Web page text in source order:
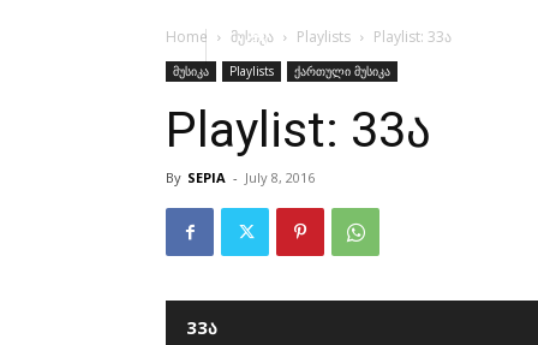
Home მუსიკა Playlists Playlist: 33ა
მუსიკა Playlists ქართული მუსიკა
Playlist: 33ა
By SEPIA - July 8, 2016
33ა